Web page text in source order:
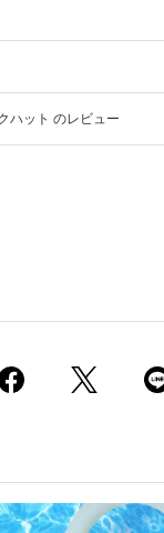
ハット のレビュー